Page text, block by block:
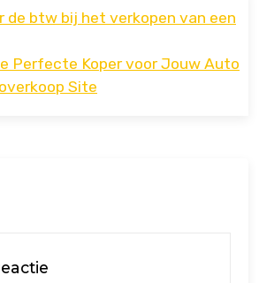
de btw bij het verkopen van een
Perfecte Koper voor Jouw Auto
Site